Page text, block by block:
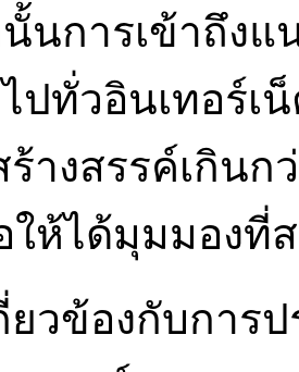
นการเข้าถึง
ปทั่วอินเทอร์เ
างสรรค์เกิน
ให้ได้มุมมองที่
ยวข้องกับการ